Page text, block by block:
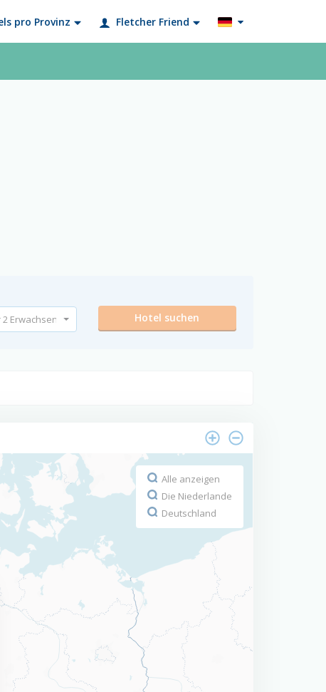
pro Provinz Fletcher Friend
Alle anzeigen
Die Niederlande
Deutschland